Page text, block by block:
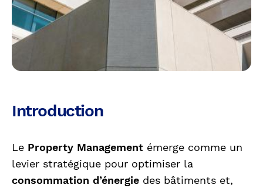
Introduction
Le Property Management émerge comme un
levier stratégique pour optimiser la
consommation d’énergie des bâtiments et,